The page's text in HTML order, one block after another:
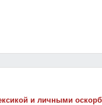
и личными